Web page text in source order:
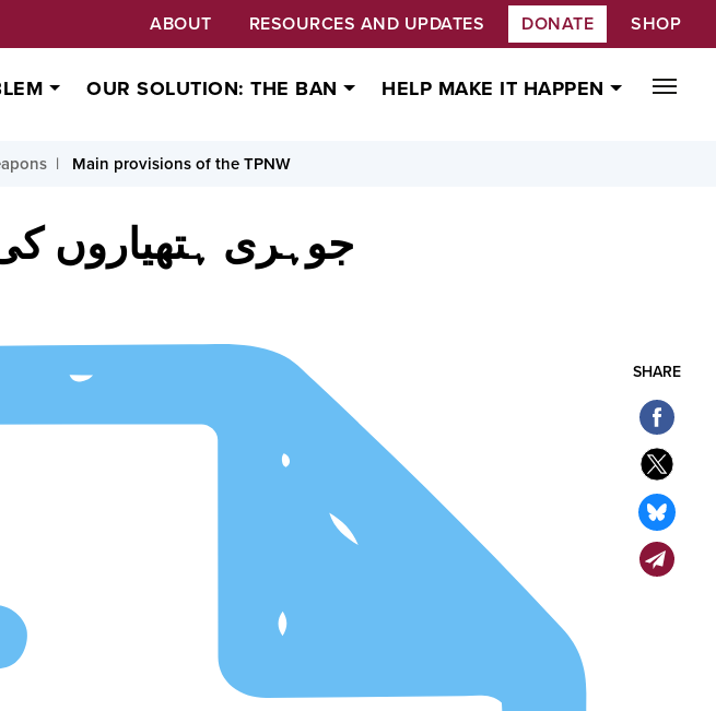
ABOUT RESOURCES AND UPDATES DONATE SHOP
OUR SOLUTION: THE BAN HELP MAKE IT HAPPEN
Main provisions of the TPNW
SHARE
جوہری ہتھیاروں